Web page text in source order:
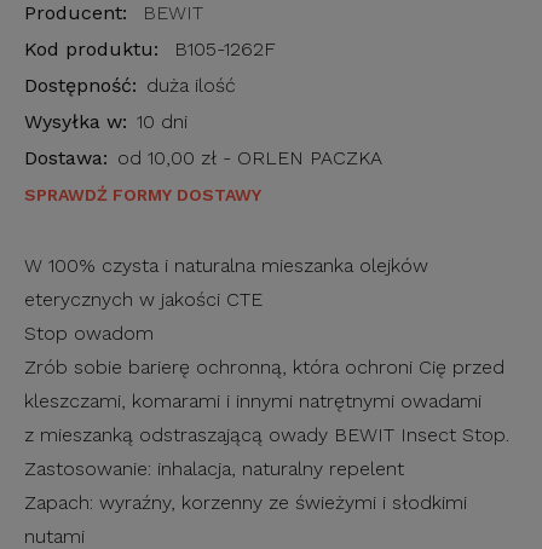
Producent:
BEWIT
Kod produktu:
B105-1262F
Dostępność: duża ilość
Wysyłka w: 10 dni
Dostawa: od 10,00 zł - ORLEN PACZKA
SPRAWDŹ FORMY DOSTAWY
W 100% czysta i naturalna mieszanka olejków
eterycznych w jakości CTE
Stop owadom
Zrób sobie barierę ochronną, która ochroni Cię przed
kleszczami, komarami i innymi natrętnymi owadami
z mieszanką odstraszającą owady BEWIT Insect Stop.
Zastosowanie: inhalacja, naturalny repelent
Zapach: wyraźny, korzenny ze świeżymi i słodkimi
nutami